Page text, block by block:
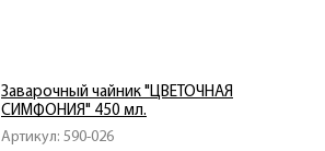
Артикул: 590-026
Заварочный чайник "ЦВЕТОЧНАЯ
СИМФОНИЯ" 450 мл.